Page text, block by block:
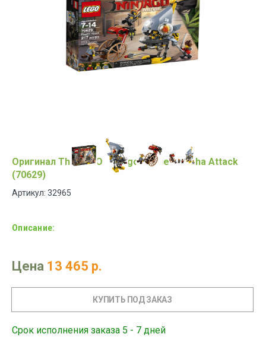
Оригинал The LEGO Ninjago Movie Piranha Attack
(70629)
Артикул: 32965
Описание:
Цена 13 465 р.
Срок исполнения заказа 5 - 7 дней